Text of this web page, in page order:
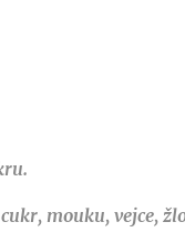
mouku, vejce,